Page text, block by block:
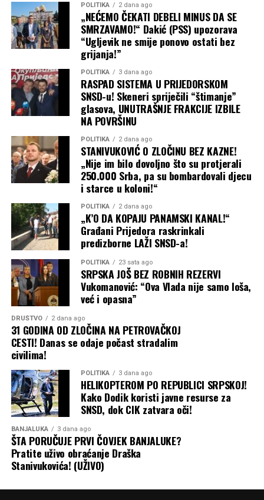
POLITIKA 2 dana ago
„NEĆEMO ČEKATI DEBELI MINUS DA SE
SMRZAVAMO!“ Dakić (PSS) upozorava
“Ugljevik ne smije ponovo ostati bez
grijanja!”
POLITIKA 3 dana ago
RASPAD SISTEMA U PRIJEDORSKOM
SNSD-u! Skeneri spriječili “štimanje”
glasova, UNUTRAŠNJE FRAKCIJE IZBILE
NA POVRŠINU
POLITIKA 2 dana ago
STANIVUKOVIĆ O ZLOČINU BEZ KAZNE!
„Nije im bilo dovoljno što su protjerali
250.000 Srba, pa su bombardovali djecu
i starce u koloni!“
POLITIKA 2 dana ago
„K’O DA KOPAJU PANAMSKI KANAL!“
Građani Prijedora raskrinkali
predizborne LAŽI SNSD-a!
POLITIKA 23 sata ago
SRPSKA JOŠ BEZ ROBNIH REZERVI
Vukomanović: “Ova Vlada nije samo loša,
već i opasna”
DRUŠTVO 2 dana ago
31 GODINA OD ZLOČINA NA PETROVAČKOJ
CESTI! Danas se odaje počast stradalim
civilima!
POLITIKA 3 dana ago
HELIKOPTEROM PO REPUBLICI SRPSKOJ!
Kako Dodik koristi javne resurse za
SNSD, dok CIK zatvara oči!
BANJALUKA 3 dana ago
ŠTA PORUČUJE PRVI ČOVJEK BANJALUKE?
Pratite uživo obraćanje Draška
Stanivukovića! (UŽIVO)